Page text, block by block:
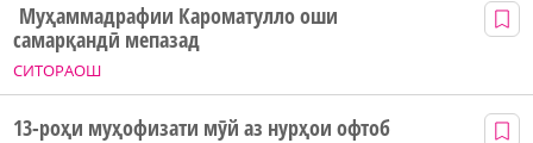
СИТОРАОШ
Муҳаммадрафии Кароматулло оши
самарқандӣ мепазад
13-роҳи муҳофизати мӯй аз нурҳои офтоб